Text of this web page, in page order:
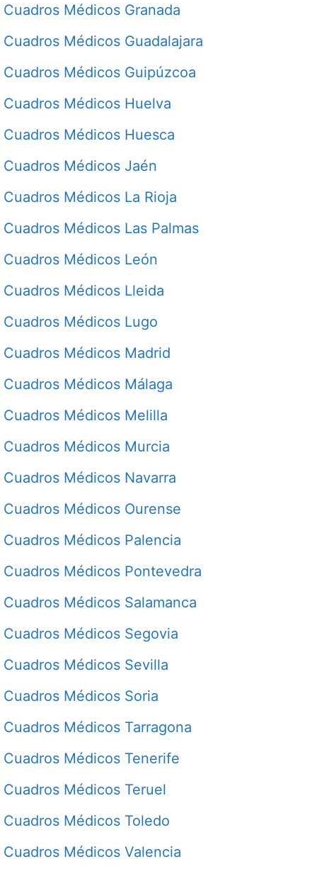
Cuadros Médicos Granada
Cuadros Médicos Guadalajara
Cuadros Médicos Guipúzcoa
Cuadros Médicos Huelva
Cuadros Médicos Huesca
Cuadros Médicos Jaén
Cuadros Médicos La Rioja
Cuadros Médicos Las Palmas
Cuadros Médicos León
Cuadros Médicos Lleida
Cuadros Médicos Lugo
Cuadros Médicos Madrid
Cuadros Médicos Málaga
Cuadros Médicos Melilla
Cuadros Médicos Murcia
Cuadros Médicos Navarra
Cuadros Médicos Ourense
Cuadros Médicos Palencia
Cuadros Médicos Pontevedra
Cuadros Médicos Salamanca
Cuadros Médicos Segovia
Cuadros Médicos Sevilla
Cuadros Médicos Soria
Cuadros Médicos Tarragona
Cuadros Médicos Tenerife
Cuadros Médicos Teruel
Cuadros Médicos Toledo
Cuadros Médicos Valencia